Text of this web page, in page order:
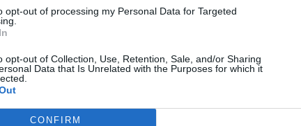
opt-out of processing my Personal Data for Targeted
opt-out of Collection, Use, Retention, Sale, and/or Sharing
Data that Is Unrelated with the Purposes for which it
CONFIRM
οφέλη και κρυμμένους κινδύνους